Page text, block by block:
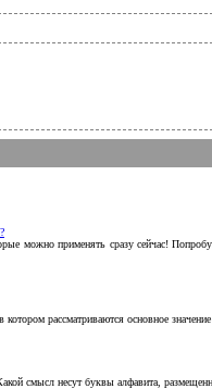
можно применять сразу сейчас!
рассматриваются основное
смысл несут буквы алфавита,